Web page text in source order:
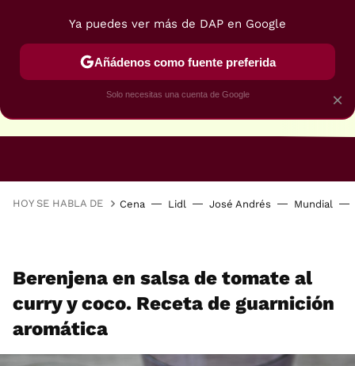
HOY SE HABLA DE Cena Lidl José Andrés Mundial
Berenjena en salsa de tomate al
curry y coco. Receta de guarnición
aromática
×
Ya puedes ver más de DAP en Google
Añádenos como fuente preferida
Solo necesitas una cuenta de Google